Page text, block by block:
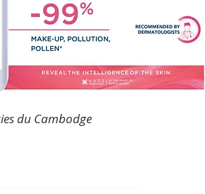
du Cambodge